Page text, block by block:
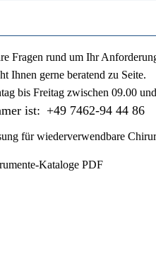
Fragen rund um Ihr
Ihnen gerne beratend zu Seite.
bis Freitag zwischen 09.00
ist: +49 7462-94 44 86
für wiederverwendbare
Kataloge PDF